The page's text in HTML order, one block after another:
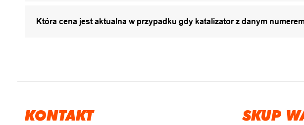
Która cena jest aktualna w przypadku gdy katalizator z danym
KONTAKT SKUP